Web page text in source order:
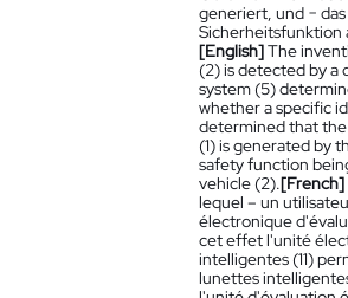
generiert, und −
Sicherheitsfunktion
[English]The
(2) is detected by a
system (5)
whether a specific
determined that the
(1) is generated by
safety function
vehicle (2).[French]
lequel – un
électronique
cet effet l'unité
intelligentes (11)
lunettes